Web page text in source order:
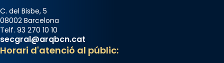
C. del Bisbe, 5
08002 Barcelona
Telf. 93 270 10 10
secgral@arqbcn.cat
Horari d'atenció al públic: